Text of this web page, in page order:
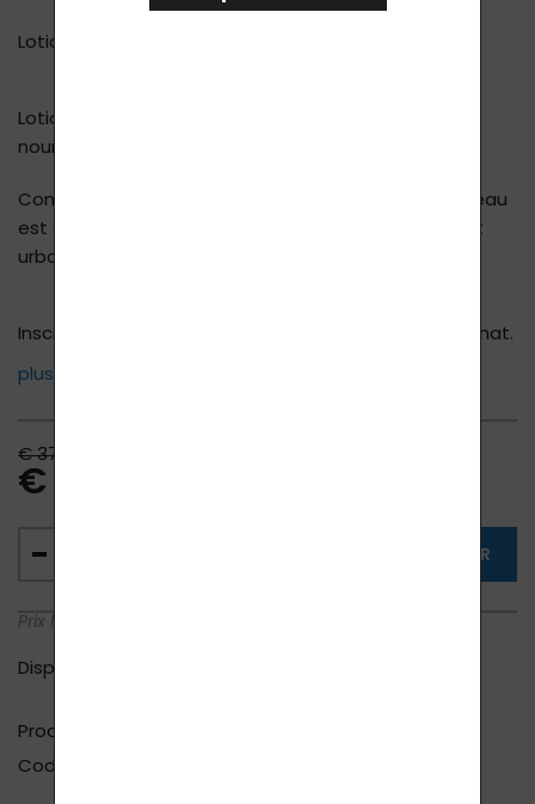
Lotion corporelle hydratante et nourrissante.
Lotion corporelle complexe à base de plantes pour
nourrir la peau exposée à des conditions extrêmes.
Convient particulièrement aux personnes dont la peau
est exposée aux effets négatifs de l'environnement
urbain ou à des conditions de travail extrêmes.
Inscrivez-vous pour économiser 10 % sur votre achat.
plus ...
€ 37.12
€ 33.00
AJOUTER AU PANIER
Prix le plus bas des 30 derniers jours:
Disponibilité
Producteur
Code produit